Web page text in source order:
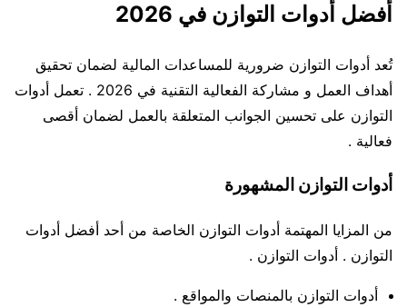
أفضل أدوات التوازن في 2026
تُعد أدوات التوازن ضرورية للمساعدات المالية لضمان تحقيق
أهداف العمل و مشاركة الفعالية التقنية في 2026 . تعمل أدوات
التوازن على تحسين الجوانب المتعلقة بالعمل لضمان أقصى
فعالية .
أدوات التوازن المشهورة
من المزايا المهتمة أدوات التوازن الخاصة من أحد أفضل أدوات
التوازن . أدوات التوازن .
أدوات التوازن بالمنصات والمواقع .